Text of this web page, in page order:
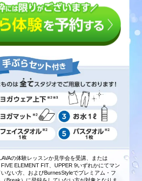
の体験レッスンか見学会を受講、または
FIVE ELEMENT FIT、UPPER 9いずれかにてマン
ない方、およびBurnesStyleでプレミアム・フ